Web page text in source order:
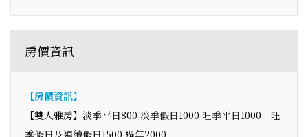
房價資訊
【房價資訊】
【雙人雅房】淡季平日800 淡季假日1000 旺季平日1000 旺